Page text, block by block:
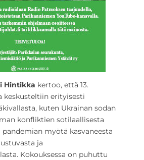
Hintikka kertoo, että 13.
keskusteltiin erityisesti
kuten Ukrainan sodan
konfliktien sotilaallisesta
pandemian myötä kasvaneesta
ja
Kokouksessa on puhuttu